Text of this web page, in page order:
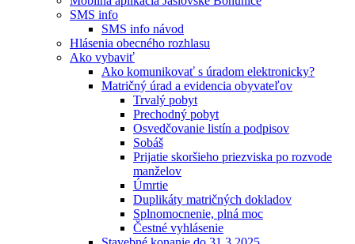
SMS info
SMS info návod
Hlásenia obecného rozhlasu
Ako vybaviť
Ako komunikovať s úradom elektronicky?
Matričný úrad a evidencia obyvateľov
Trvalý pobyt
Prechodný pobyt
Osvedčovanie listín a podpisov
Sobáš
Prijatie skoršieho priezviska po rozvode
manželov
Úmrtie
Duplikáty matričných dokladov
Splnomocnenie, plná moc
Čestné vyhlásenie